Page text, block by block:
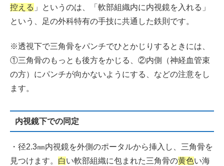
控える 」というのは、「軟部組織内に内視鏡を入れる」
という、足の外科特有の手技に共通した鉄則です。
※透視下で三角骨をパンチでひとかじりするときには、
①三角骨のもっとも後方をかじる、②内側（神経血管束
の方）にパンチが向かないようにする、などの注意をし
ます。
内視鏡下での同定
・径2.3㎜内視鏡を外側のポータルから挿入し、三角骨を
見つけます。 白い軟部組織に包まれた三角骨の黄色い海